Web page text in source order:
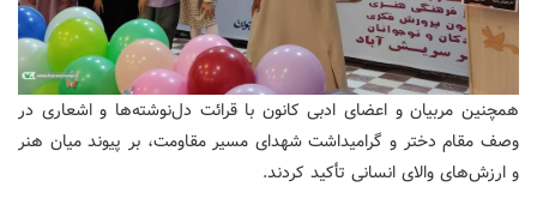
‌همچنین مربیان و اعضای ادبی کانون با قرائت دل‌نوشته‌ها و اشعاری در
وصف مقام دختر و گرامیداشت شهدای مسیر مقاومت، بر پیوند میان هنر
و ارزش‌های والای انسانی تأکید کردند.